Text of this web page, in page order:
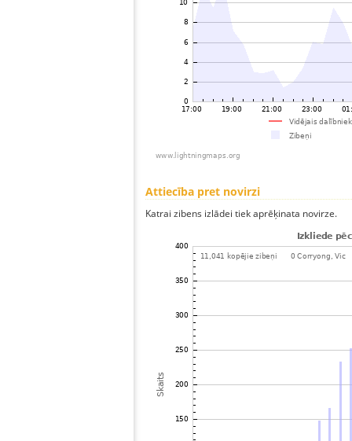
Attiecība pret novirzi
Katrai zibens izlādei tiek aprēķinata novirze.